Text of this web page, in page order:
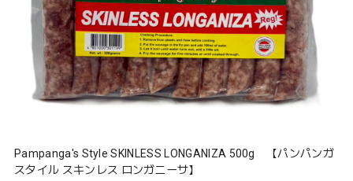
Pampanga's Style SKINLESS LONGANIZA 500g 【パンパンガ
スタイル スキンレス ロンガニーサ】